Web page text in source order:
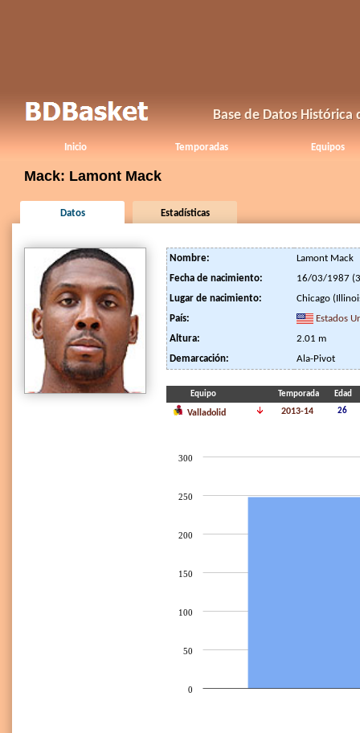
Base de Datos Histórica
Inicio Temporadas Equipos
Mack: Lamont Mack
Datos Estadísticas
Nombre:
Lamont Mack
Fecha de nacimiento:
16/03/1987
Lugar de nacimiento:
Chicago
País:
Estados
Altura:
2.01 m
Demarcación:
Ala-Pivot
Equipo Temporada Edad
Valladolid 2013-14 26
0
50
100
150
200
250
300